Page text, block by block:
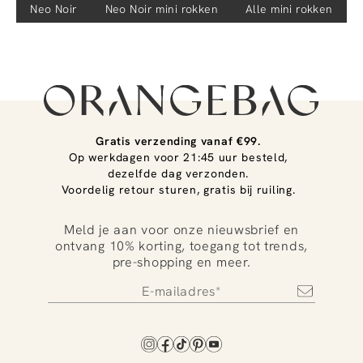
Neo Noir Neo Noir mini rokken Alle mini rokken
Gratis verzending vanaf €99.
Op werkdagen voor 21:45 uur besteld,
dezelfde dag verzonden.
Voordelig retour sturen, gratis bij ruiling.
Meld je aan voor onze nieuwsbrief en
ontvang 10% korting, toegang tot trends,
pre-shopping en meer.